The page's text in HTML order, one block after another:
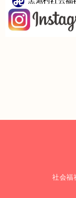
社会福